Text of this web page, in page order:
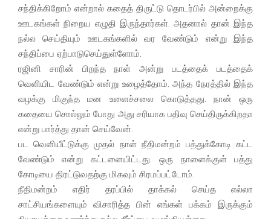
சந்திக்கிறோம் என்றால் கதைத் திருட்டு தொடர்பில் அன்றைக்கு
ஊடகங்கள் நிறைய எழுதி இருந்தார்கள். அதனால் தான் இந்த
நல்ல செய்தியும் ஊடகங்களில் வர வேண்டும் என்று இந்த
சந்திப்பை ஏற்பாடுசெய்துள்ளோம்.
ரஜினி சாரின் பிறந்த நாள் அன்று படத்தைக் படத்தைக்
வெளியிட வேண்டும் என்று உழைத்தோம். அந்த நேரத்தில் இந்த
வழக்கு மிகுந்த மன உளைச்சலை கொடுத்தது. நான் ஒரு
கதையை சொல்லும் போது அது சரியாக பதிவு செய்திருக்கிறதா
என்று பார்த்து தான் செய்வேன்.
பட வெளியீட்டுக்கு முதல் நாள் நீதிமன்றம் பத்துக்கோடி கட்ட
வேண்டும் என்று கட்டளையிட்டது. ஒரு நாளைக்குள் பத்து
கோடியை திரட்டுவதற்கு மிகவும் சிரமப்பட்டோம்.
நீதிமன்றம் எதிர் தரப்பில் தாக்கல் செய்த எல்லா
சாட்சியங்களையும் விசாரித்த பின் எங்கள் பக்கம் இருக்கும்